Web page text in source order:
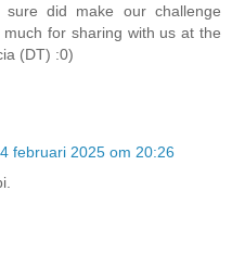
did make our challenge
for sharing with us at the
(DT) :0)
4 februari 2025 om 20:26